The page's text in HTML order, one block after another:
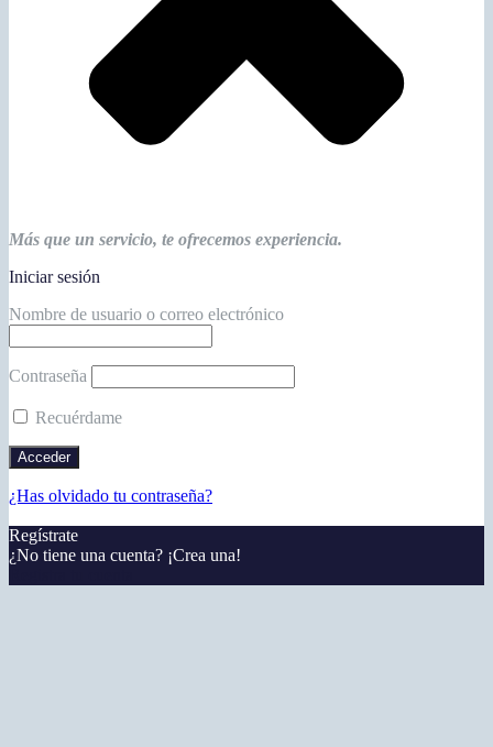
Más que un servicio, te ofrecemos experiencia.
Iniciar sesión
Nombre de usuario o correo electrónico
Contraseña
Recuérdame
¿Has olvidado tu contraseña?
Regístrate
¿No tiene una cuenta? ¡Crea una!